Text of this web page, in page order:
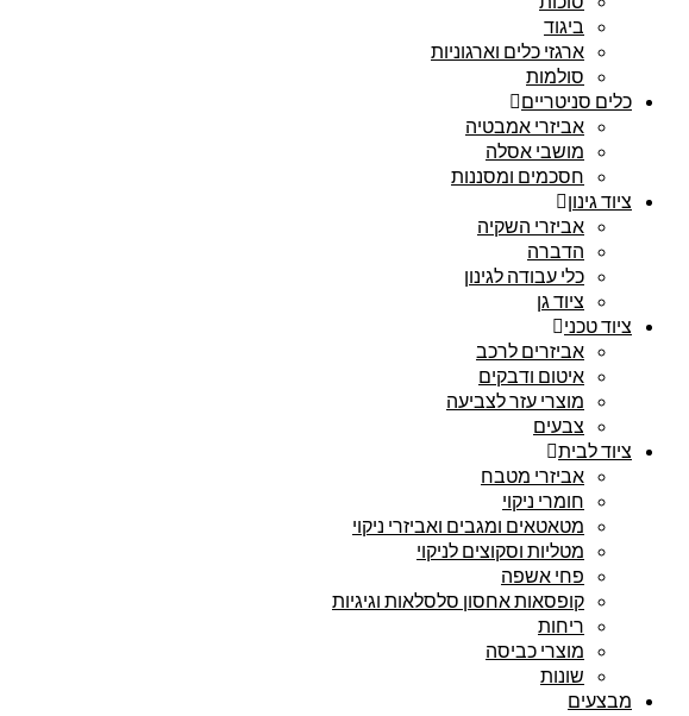
ביגוד
ארגזי כלים וארגוניות
סולמות
כלים סניטריים
אביזרי אמבטיה
מושבי אסלה
חסכמים ומסננות
ציוד גינון
אביזרי השקיה
הדברה
כלי עבודה לגינון
ציוד גן
ציוד טכני
אביזרים לרכב
איטום ודבקים
מוצרי עזר לצביעה
צבעים
ציוד לבית
אביזרי מטבח
חומרי ניקוי
מטאטאים ומגבים ואביזרי ניקוי
מטליות וסקוצים לניקוי
פחי אשפה
קופסאות אחסון סלסלאות וגיגיות
ריחות
מוצרי כביסה
שונות
מבצעים